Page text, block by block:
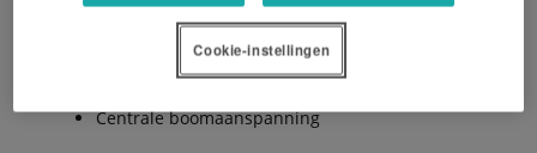
2.8, 3.2 en 3.6m werkbreedte
Centrale boomaanspanning
Cookie-instellingen